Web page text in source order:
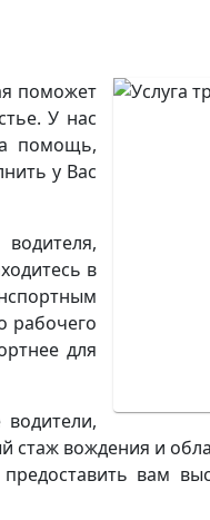
поможет
У нас
помощь,
у Вас
в
рабочего
для
вождения и
вам